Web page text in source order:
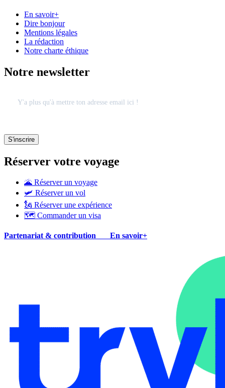
En savoir+
Dire bonjour
Mentions légales
La rédaction
Notre charte éthique
Notre newsletter
Réserver votre voyage
🌋 Réserver un voyage
🛩 Réserver un vol
🗽 Réserver une expérience
🗺 Commander un visa
Partenariat & contribution En savoir+